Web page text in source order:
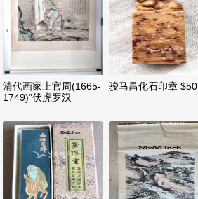
清代画家上官周(1665-
1749)"伏虎罗汉
骏马昌化石印章 $50